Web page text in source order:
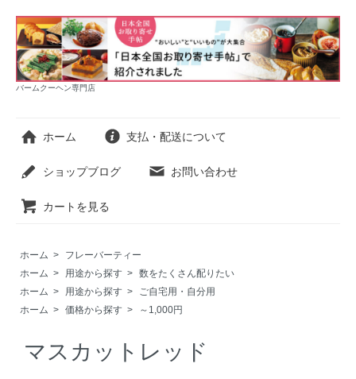
バームクーヘン専門店
ホーム 支払・配送について
ショップブログ お問い合わせ
カートを見る
ホーム >
フレーバーティー
ホーム > 用途から探す > 数をたくさん配りたい
ホーム > 用途から探す >
ご自宅用・自分用
ホーム > 価格から探す > ～1,000円
マスカットレッド